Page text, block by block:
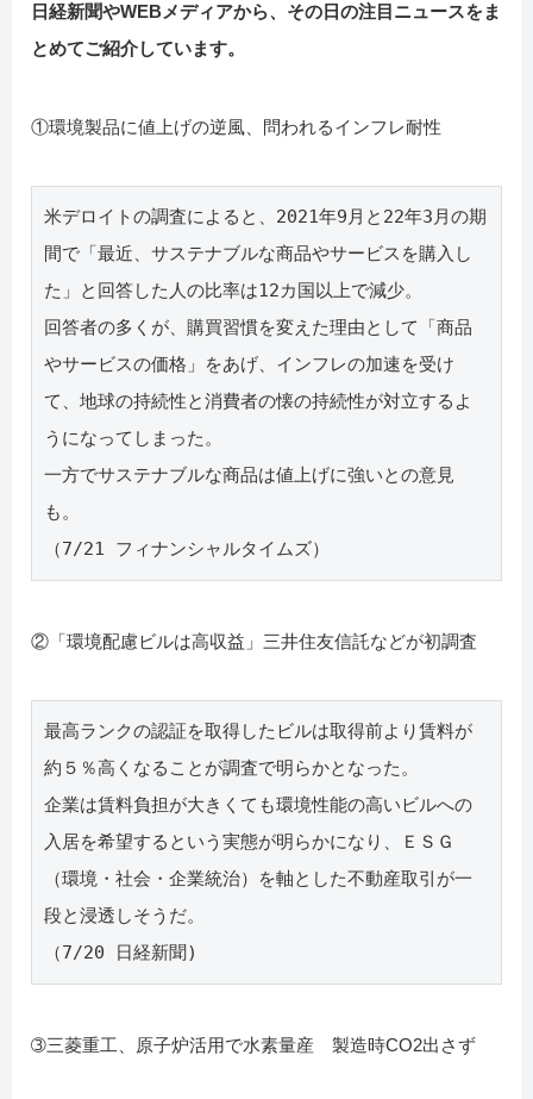
日経新聞やWEBメディアから、その日の注目ニュースをま
とめてご紹介しています。
①環境製品に値上げの逆風、問われるインフレ耐性
米デロイトの調査によると、2021年9月と22年3月の期
間で「最近、サステナブルな商品やサービスを購入し
た」と回答した人の比率は12カ国以上で減少。
回答者の多くが、購買習慣を変えた理由として「商品
やサービスの価格」をあげ、インフレの加速を受け
て、地球の持続性と消費者の懐の持続性が対立するよ
うになってしまった。
一方でサステナブルな商品は値上げに強いとの意見
も。
（7/21 フィナンシャルタイムズ）
②「環境配慮ビルは高収益」三井住友信託などが初調査
最高ランクの認証を取得したビルは取得前より賃料が
約５％高くなることが調査で明らかとなった。
企業は賃料負担が大きくても環境性能の高いビルへの
入居を希望するという実態が明らかになり、ＥＳＧ
（環境・社会・企業統治）を軸とした不動産取引が一
段と浸透しそうだ。
（7/20 日経新聞)
➂三菱重工、原子炉活用で水素量産 製造時CO2出さず